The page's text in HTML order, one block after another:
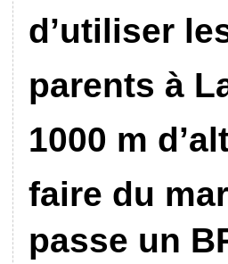
d’utiliser
parents à
1000 m
faire du
passe un